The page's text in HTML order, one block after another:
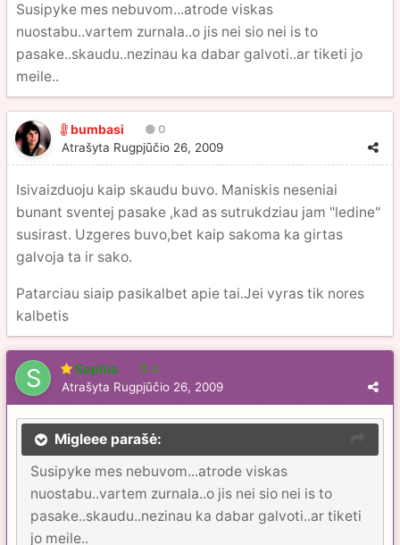
Susipyke mes nebuvom...atrode viskas
nuostabu..vartem zurnala..o jis nei sio nei is to
pasake..skaudu..nezinau ka dabar galvoti..ar tiketi jo
meile..
bumbasi 0
Atrašyta Rugpjūčio 26, 2009
Isivaizduoju kaip skaudu buvo. Maniskis neseniai
bunant sventej pasake ,kad as sutrukdziau jam "ledine"
susirast. Uzgeres buvo,bet kaip sakoma ka girtas
galvoja ta ir sako.
Patarciau siaip pasikalbet apie tai.Jei vyras tik nores
kalbetis
Sophia 4
Atrašyta Rugpjūčio 26, 2009
Migleee parašė:
Susipyke mes nebuvom...atrode viskas
nuostabu..vartem zurnala..o jis nei sio nei is to
pasake..skaudu..nezinau ka dabar galvoti..ar tiketi
jo meile..